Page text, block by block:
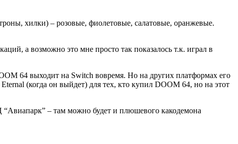
хилки) – розовые, фиолетовые, салатовые, оранжевые.
а возможно это мне просто так показалось т.к. играл в
64 выходит на Switch вовремя. Но на других платформах его
(когда он выйдет) для тех, кто купил DOOM 64, но на этот
– там можно будет и плюшевого какодемона